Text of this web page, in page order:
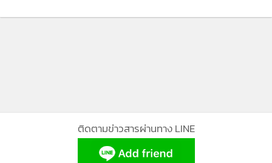
ติดตามข่าวสารผ่านทาง LINE